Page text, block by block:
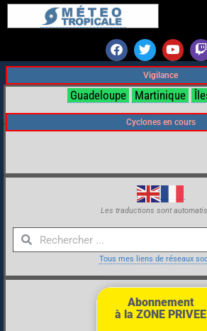
Vigilance
Guadeloupe Martinique
Cyclones en cours
Les traductions sont
Tous mes liens de réseaux
Abonnement
à la ZONE PRIVEE